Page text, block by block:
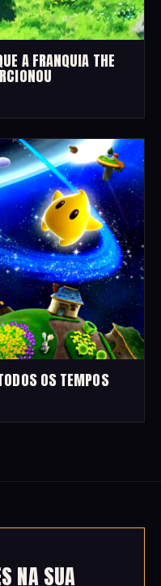
A FRANQUIA THE
OS TEMPOS
NA SUA